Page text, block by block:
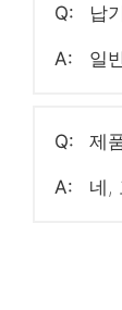
Q: 납
A: 일
Q: 제
A: 네,